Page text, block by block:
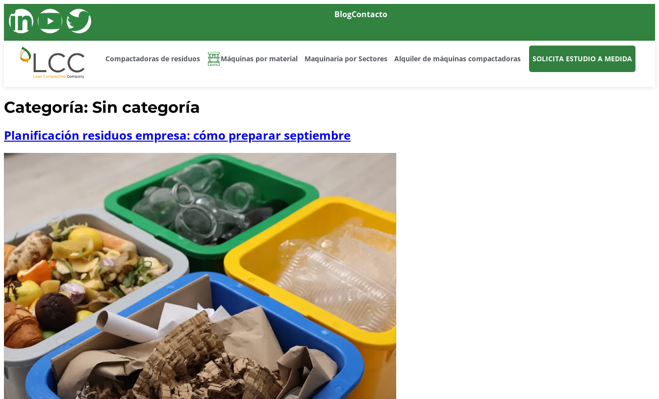
BlogContacto
Compactadoras de residuos Máquinas por material Maquinaría por Sectores Alquiler de máquinas compactadoras SOLICITA ESTUDIO A MEDIDA
Categoría: Sin categoría
Planificación residuos empresa: cómo preparar septiembre